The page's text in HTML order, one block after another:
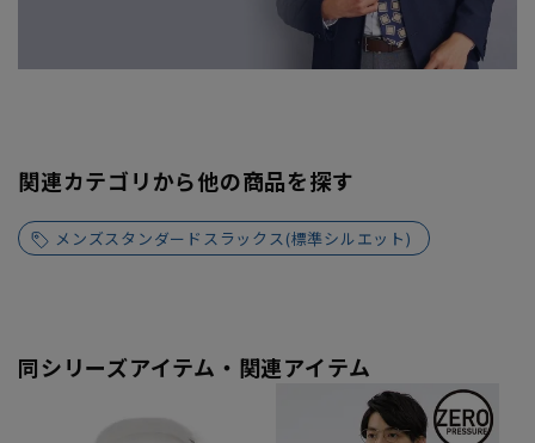
関連カテゴリから他の商品を探す
メンズスタンダードスラックス(標準シルエット)
同シリーズアイテム・関連アイテム